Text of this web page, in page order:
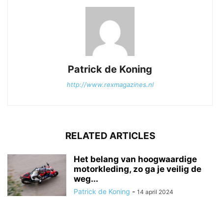
Patrick de Koning
http://www.rexmagazines.nl
RELATED ARTICLES
Het belang van hoogwaardige
motorkleding, zo ga je veilig de
weg...
Patrick de Koning - 14 april 2024